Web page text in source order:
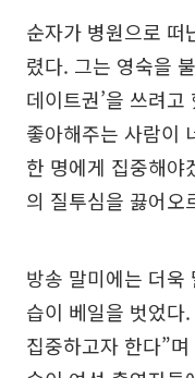
순자가 병원으로 떠
렸다. 그는 영숙을
데이트권’을 쓰려
좋아해주는 사람이
한 명에게 집중해야
의 질투심을 끓어오
방송 말미에는 더욱
습이 베일을 벗었다
집중하고자 한다”